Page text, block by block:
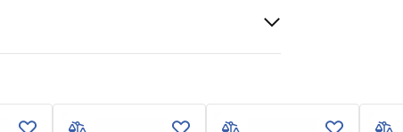
Μαύρο
Warranty_Terms_and_Conditions_
Basins_-_5.pdf